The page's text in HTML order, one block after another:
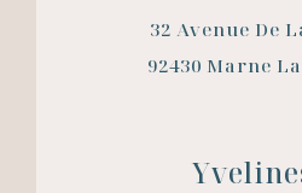
32 Avenue De
92430 Marne